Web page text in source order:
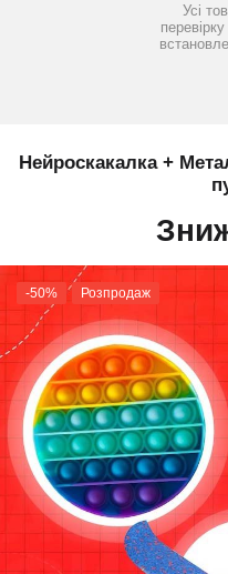
Усі
Нейроскакалка +
-50% Розпродаж